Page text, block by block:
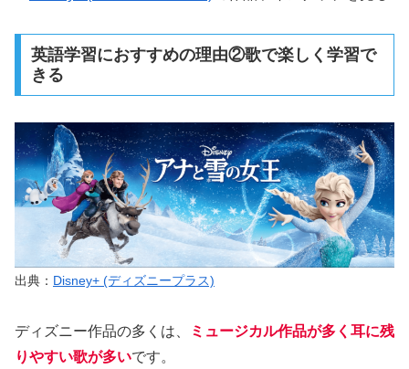
英語学習におすすめの理由②歌で楽しく学習で
きる
出典： Disney+ (ディズニープラス)
ディズニー作品の多くは、
ミュージカル作品が多く耳に残
りやすい歌が多いです。